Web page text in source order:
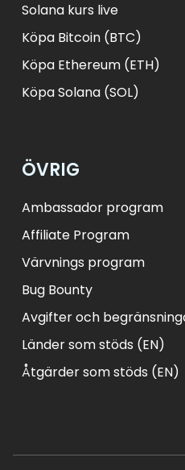
Solana kurs live
Köpa Bitcoin (BTC)
Köpa Ethereum (ETH)
Köpa Solana (SOL)
ÖVRIG
Ambassador program
Affiliate Program
Värvnings program
Bug Bounty
Avgifter och
Länder som stöds (EN)
Åtgärder som stöds (EN)